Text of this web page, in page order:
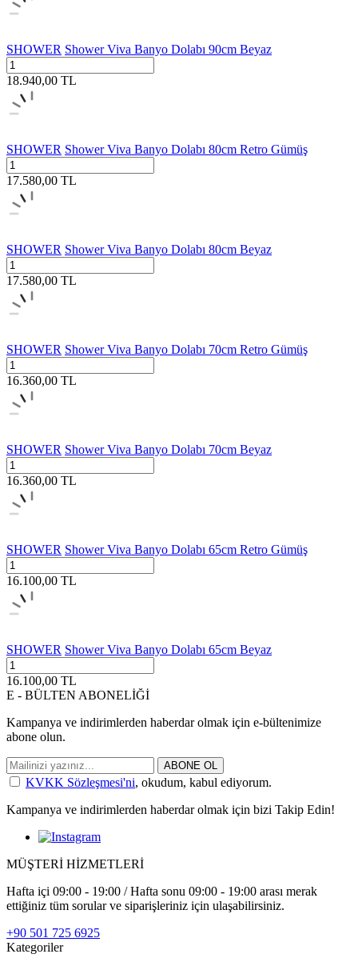
SHOWER Shower Viva Banyo Dolabı 90cm Beyaz
18.940,00 TL
SHOWER Shower Viva Banyo Dolabı 80cm Retro Gümüş
17.580,00 TL
SHOWER Shower Viva Banyo Dolabı 80cm Beyaz
17.580,00 TL
SHOWER Shower Viva Banyo Dolabı 70cm Retro Gümüş
16.360,00 TL
SHOWER Shower Viva Banyo Dolabı 70cm Beyaz
16.360,00 TL
SHOWER Shower Viva Banyo Dolabı 65cm Retro Gümüş
16.100,00 TL
SHOWER Shower Viva Banyo Dolabı 65cm Beyaz
16.100,00 TL
E - BÜLTEN ABONELİĞİ
Kampanya ve indirimlerden haberdar olmak için e-bültenimize
abone olun.
ABONE OL
KVKK Sözleşmesi'ni, okudum, kabul ediyorum.
Kampanya ve indirimlerden haberdar olmak için bizi Takip Edin!
MÜŞTERİ HİZMETLERİ
Hafta içi 09:00 - 19:00 / Hafta sonu 09:00 - 19:00 arası merak
ettiğiniz tüm sorular ve siparişleriniz için ulaşabilirsiniz.
+90 501 725 6925
Kategoriler